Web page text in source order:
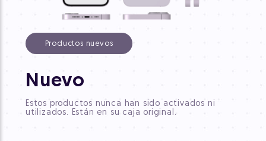
Productos nuevos
Nuevo
Estos productos nunca han sido activados ni
utilizados. Están en su caja original.